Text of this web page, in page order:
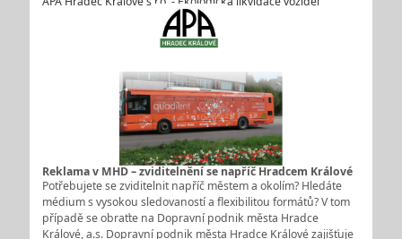
Reklama v MHD – zviditelnění se napříč Hradcem Králové
Potřebujete se zviditelnit napříč městem a okolím? Hledáte
médium s vysokou sledovaností a flexibilitou formátů? V tom
případě se obraťte na Dopravní podnik města Hradce
Králové, a.s. Dopravní podnik města Hradce Králové zajišťuje